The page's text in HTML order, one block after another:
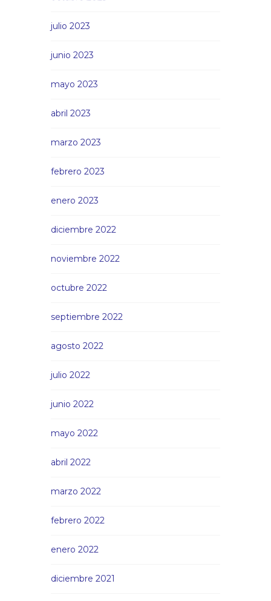
julio 2023
junio 2023
mayo 2023
abril 2023
marzo 2023
febrero 2023
enero 2023
diciembre 2022
noviembre 2022
octubre 2022
septiembre 2022
agosto 2022
julio 2022
junio 2022
mayo 2022
abril 2022
marzo 2022
febrero 2022
enero 2022
diciembre 2021